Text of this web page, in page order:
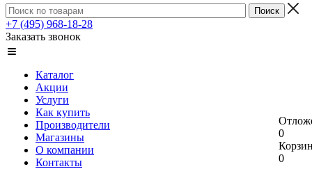
+7 (495) 968-18-28
Заказать звонок
Каталог
Акции
Услуги
Как купить
Производители
Магазины
О компании
Контакты
0
0